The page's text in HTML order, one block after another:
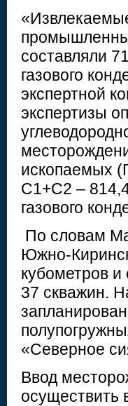
составляли
газового
экспертной
экспертизы
ископаемых
С1+С2 –
газового
По словам
Южно-
кубометров
37 скважин.
«Северное
Ввод
осуществить